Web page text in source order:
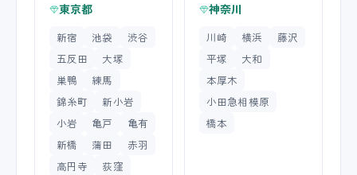
東京都
新宿 池袋
渋谷
五反田
大塚
巣鴨
練馬
錦糸町
新小岩
小岩
亀戸
亀有
新橋
蒲田
赤羽
高円寺
荻窪
神奈川
川崎 横浜
藤沢
平塚
大和
本厚木
小田急相模原
橋本